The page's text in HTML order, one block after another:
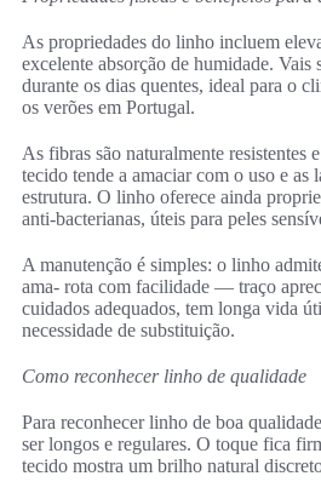
As propriedades do linho incluem
excelente absorção de humidade. Vais
durante os dias quentes, ideal para o
os verões em Portugal.
As fibras são naturalmente resistentes
tecido tende a amaciar com o uso e as
estrutura. O linho oferece ainda
anti-bacterianas, úteis para peles
A manutenção é simples: o linho
ama- rota com facilidade — traço
cuidados adequados, tem longa vida
necessidade de substituição.
Como reconhecer linho de qualidade
Para reconhecer linho de boa
ser longos e regulares. O toque fica
tecido mostra um brilho natural